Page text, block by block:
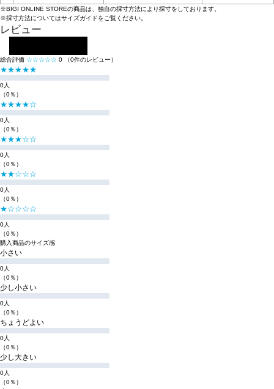
※BIGI ONLINE STOREの商品は、独自の採寸方法により採寸をしております。
※採寸方法についてはサイズガイドをご覧ください。
レビュー
総合評価 ☆☆☆☆☆ 0 （0件のレビュー）
★★★★★
0人
（0％）
★★★★☆
0人
（0％）
★★★☆☆
0人
（0％）
★★☆☆☆
0人
（0％）
★☆☆☆☆
0人
（0％）
購入商品のサイズ感
小さい
0人
（0％）
少し小さい
0人
（0％）
ちょうどよい
0人
（0％）
少し大きい
0人
（0％）